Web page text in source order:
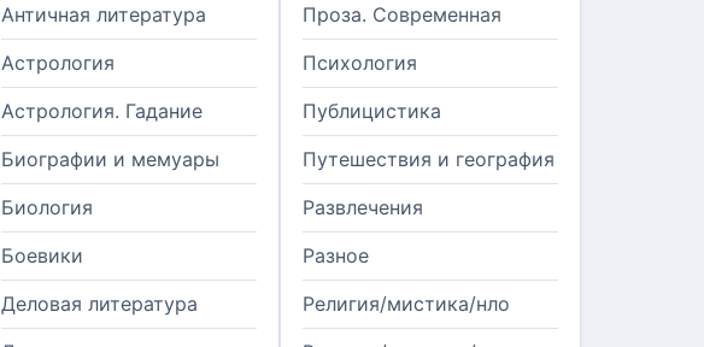
Античная литература
Астрология
Астрология. Гадание
Биографии и мемуары
Биология
Боевики
Деловая литература
Проза. Современная
Психология
Публицистика
Путешествия и география
Развлечения
Разное
Религия/мистика/нло